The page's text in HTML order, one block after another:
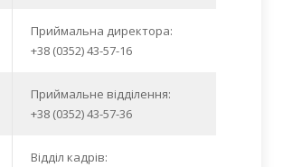
Приймальна директора:
+38 (0352) 43-57-16
Приймальне відділення:
+38 (0352) 43-57-36
Відділ кадрів: